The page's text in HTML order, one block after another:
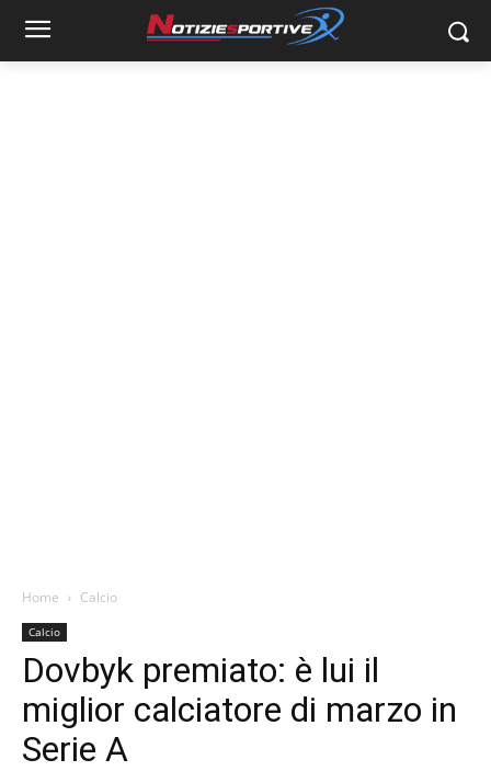
Home Calcio
Calcio
Dovbyk premiato: è lui il
miglior calciatore di marzo in
Serie A